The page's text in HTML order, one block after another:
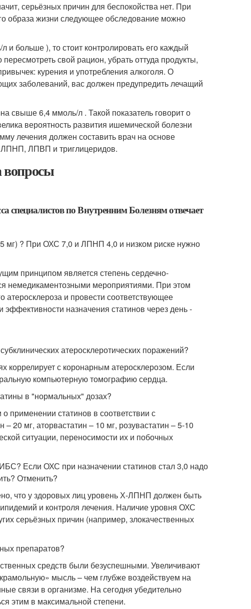
серьёзных причин для беспокойства нет. При
образа жизни следующее обследование можно
больше ), то стоит контролировать его каждый
свой рацион, убрать оттуда продукты,
курения и употребления алкоголя. О
заболеваний, вас должен предупредить лечащий
свыше 6,4 ммоль/л . Такой показатель говорит о
вероятность развития ишемической болезни
лечения должен составить врач на основе
ЛПНП, ЛПВП и триглицеридов.
вопросы
специалистов по Внутренним Болезням отвечает
мг) ? При ОХС 7,0 и ЛПНП 4,0 и низком риске нужно
принципом является степень сердечно-
немедикаментозными мероприятиями. При этом
атеросклероза и провести соответствующее
назначения статинов через день -
атеросклеротических поражений?
коррелирует с коронарным атеросклерозом. Если
компьютерную томографию сердца.
в "нормальных" дозах?
применении статинов в соответствии с
20 мг, аторвастатин – 10 мг, розувастатин – 5-10
ситуации, переносимости их и побочных
Если ОХС при назначении статинов стал 3,0 надо
Отменить?
что у здоровых лиц уровень Х-ЛПНП должен быть
и контроля лечения. Наличие уровня ОХС
серьёзных причин (например, злокачественных
препаратов?
средств были безуспешными. Увеличивают
мысль – чем глубже воздействуем на
связи в организме. На сегодня убедительно
этим в максимальной степени.